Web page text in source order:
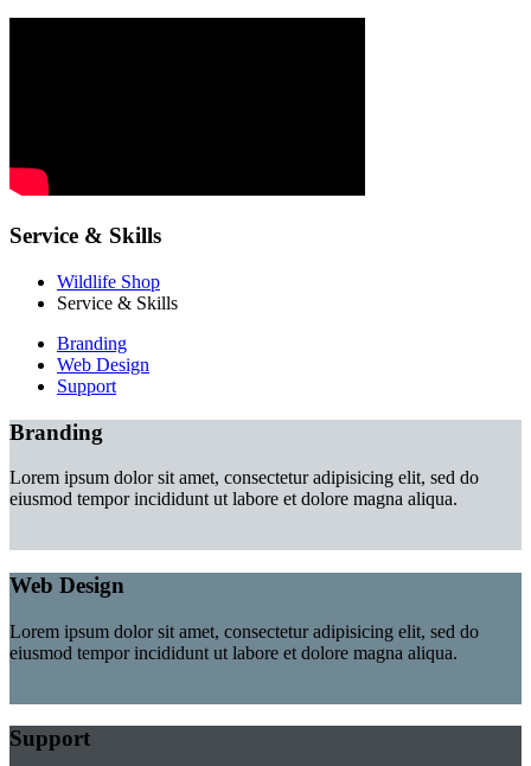
Service & Skills
Wildlife Shop
Service & Skills
Branding
Web Design
Support
Branding
Lorem ipsum dolor sit amet, consectetur adipisicing elit, sed do
eiusmod tempor incididunt ut labore et dolore magna aliqua.
Web Design
Lorem ipsum dolor sit amet, consectetur adipisicing elit, sed do
eiusmod tempor incididunt ut labore et dolore magna aliqua.
Support